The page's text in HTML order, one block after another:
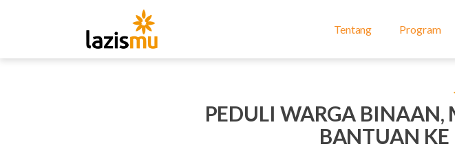
Tentang Program
PEDULI WARGA
BANTUAN KE